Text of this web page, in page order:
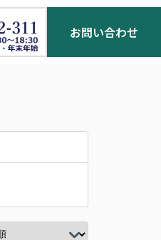
お役立ち情報
お問い合わせ